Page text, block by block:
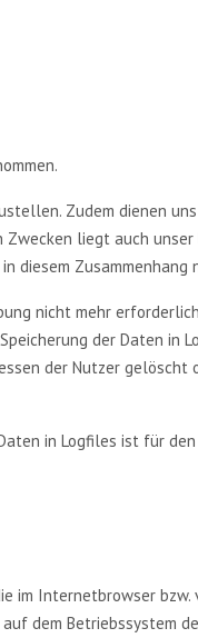
Zudem dienen
liegt auch
diesem
nicht mehr
der Daten in
der Nutzer
in Logfiles ist für
im Internetbrowser
dem Betriebssystem